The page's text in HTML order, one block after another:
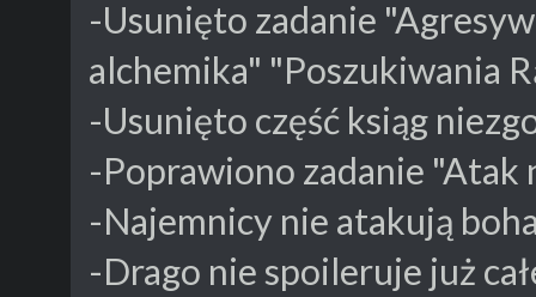
-Usunięto zadanie
alchemika" "Poszukiwania
-Usunięto część ksiąg
-Poprawiono zadanie "Atak
-Najemnicy nie atakują
-Drago nie spoileruje już